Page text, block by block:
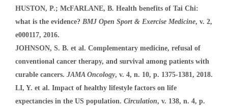
HUSTON, P.; McFARLANE, B. Health benefits of Tai Chi:
what is the evidence? BMJ Open Sport & Exercise Medicine, v. 2,
e000117, 2016.
JOHNSON, S. B. et al. Complementary medicine, refusal of
conventional cancer therapy, and survival among patients with
curable cancers. JAMA Oncology, v. 4, n. 10, p. 1375-1381, 2018.
LI, Y. et al. Impact of healthy lifestyle factors on life
expectancies in the US population. Circulation, v. 138, n. 4, p.